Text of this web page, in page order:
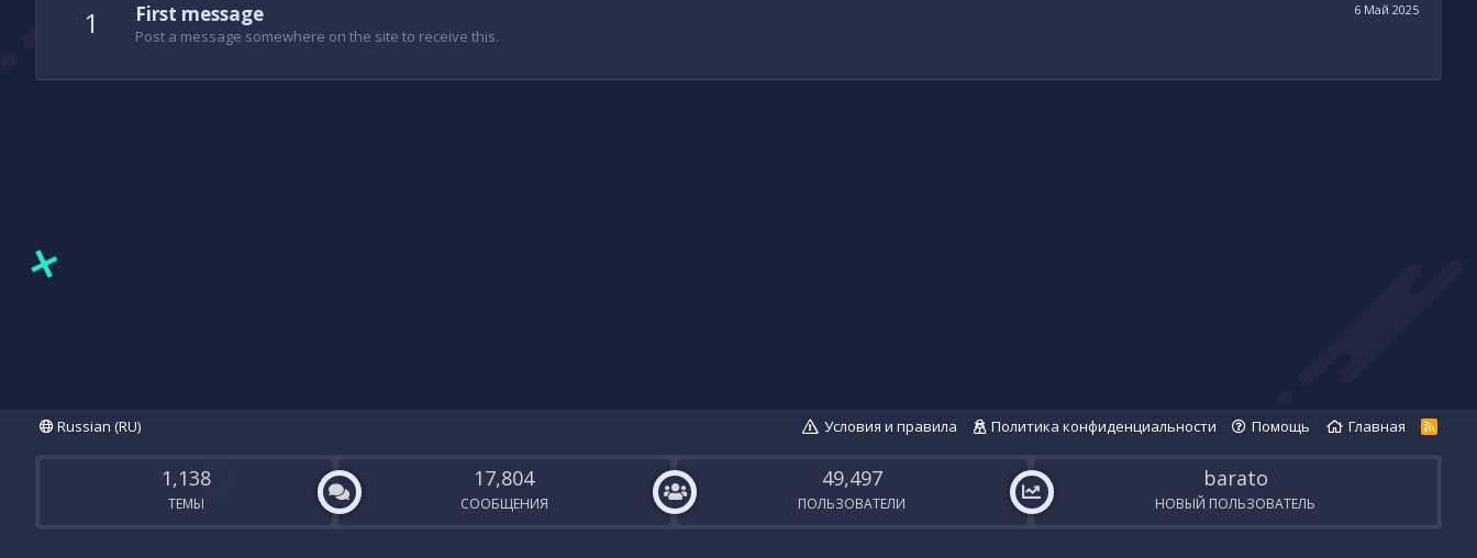
1 6 Май 2025
First message
Post a message somewhere on the site to receive this.
Russian (RU) Условия и правила Политика конфиденциальности Помощь Главная
R
S
1,138
ТЕМЫ
17,804
СООБЩЕНИЯ
49,497
ПОЛЬЗОВАТЕЛИ
barato
НОВЫЙ ПОЛЬЗОВАТЕЛЬ